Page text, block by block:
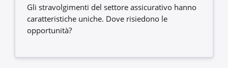
Gli stravolgimenti del settore assicurativo hanno
caratteristiche uniche. Dove risiedono le
opportunità?